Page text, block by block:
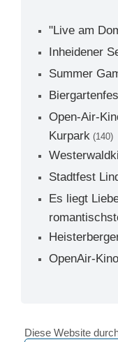
"Live am
Inheidener
Summer
Open-Air-
Kurpark (140)
Stadtfest
Es liegt
OpenAir-
Diese Website